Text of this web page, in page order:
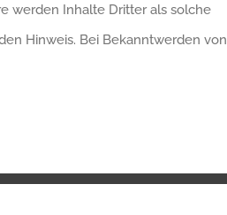
werden Inhalte Dritter als solche
Hinweis. Bei Bekanntwerden von